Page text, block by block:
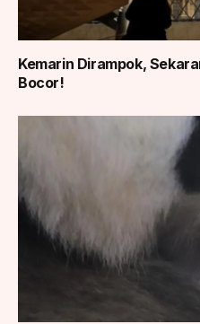
Kemarin Dirampok,
Bocor!